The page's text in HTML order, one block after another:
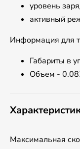
уровень
активный
Информация для
Габариты в
Объем -
Максимальная